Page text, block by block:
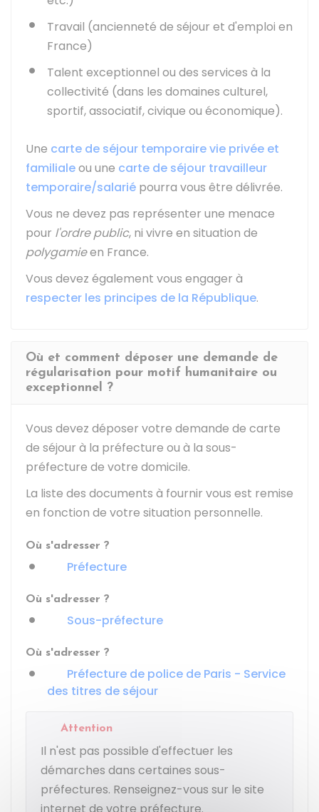
Travail (ancienneté de séjour et d'emploi en
France)
Talent exceptionnel ou des services à la
collectivité (dans les domaines culturel,
sportif, associatif, civique ou économique).
Une carte de séjour temporaire vie privée et
familialeou une carte de séjour travailleur
temporaire/salarié pourra vous être délivrée.
Vous ne devez pas représenter une menace
pour l'ordre public, ni vivre en situation de
polygamieen France.
Vous devez également vous engager à
respecter les principes de la République.
Où et comment déposer une demande de
régularisation pour motif humanitaire ou
exceptionnel ?
Vous devez déposer votre demande de carte
de séjour à la préfecture ou à la sous-
préfecture de votre domicile.
La liste des documents à fournir vous est remise
en fonction de votre situation personnelle.
Où s'adresser ?
Préfecture
Où s'adresser ?
Sous-préfecture
Où s'adresser ?
Préfecture de police de Paris - Service
des titres de séjour
Attention
Il n'est pas possible d'effectuer les
démarches dans certaines sous-
préfectures. Renseignez-vous sur le site